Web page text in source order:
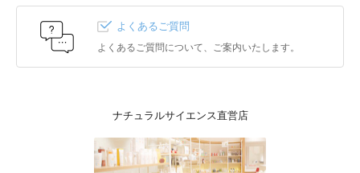
よくあるご質問
よくあるご質問について、ご案内いたします。
ナチュラルサイエンス直営店